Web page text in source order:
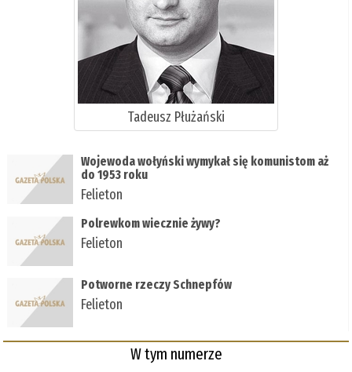
Tadeusz Płużański
Wojewoda wołyński wymykał się komunistom aż
do 1953 roku
Felieton
Polrewkom wiecznie żywy?
Felieton
Potworne rzeczy Schnepfów
Felieton
W tym numerze